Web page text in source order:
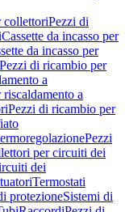
collettoriPezzi di
Cassette da incasso per
da incasso per
Pezzi di ricambio per
a
a
Pezzi di ricambio per
Pezzi
per circuiti dei
dei
Termostati
protezioneSistemi di